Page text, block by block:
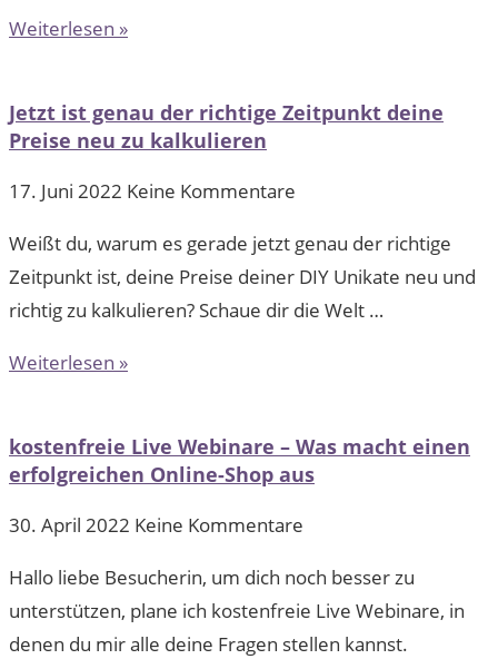
Weiterlesen »
Jetzt ist genau der richtige Zeitpunkt deine
Preise neu zu kalkulieren
17. Juni 2022 Keine Kommentare
Weißt du, warum es gerade jetzt genau der richtige
Zeitpunkt ist, deine Preise deiner DIY Unikate neu und
richtig zu kalkulieren? Schaue dir die Welt …
Weiterlesen »
kostenfreie Live Webinare – Was macht einen
erfolgreichen Online-Shop aus
30. April 2022 Keine Kommentare
Hallo liebe Besucherin, um dich noch besser zu
unterstützen, plane ich kostenfreie Live Webinare, in
denen du mir alle deine Fragen stellen kannst.